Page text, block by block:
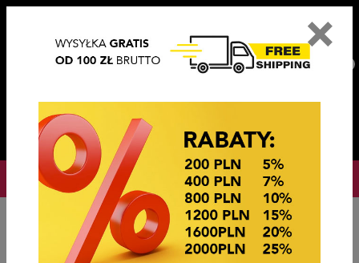
OKAZJE CENOWE! OKAZJE CENOWE!
Strona główna BIŻUTERIA STEEL/XUPING BRANSOLETKI
×